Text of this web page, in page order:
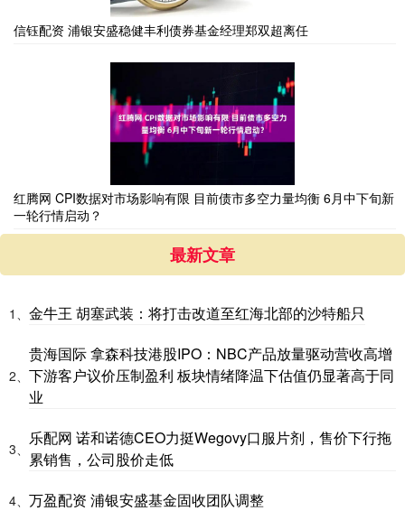
信钰配资 浦银安盛稳健丰利债券基金经理郑双超离任
红腾网 CPI数据对市场影响有限 目前债市多空力量均衡 6月中下旬新
一轮行情启动？
最新文章
1、 金牛王 胡塞武装：将打击改道至红海北部的沙特船只
2、
贵海国际 拿森科技港股IPO：NBC产品放量驱动营收高增
下游客户议价压制盈利 板块情绪降温下估值仍显著高于同
业
3、
乐配网 诺和诺德CEO力挺Wegovy口服片剂，售价下行拖
累销售，公司股价走低
4、 万盈配资 浦银安盛基金固收团队调整